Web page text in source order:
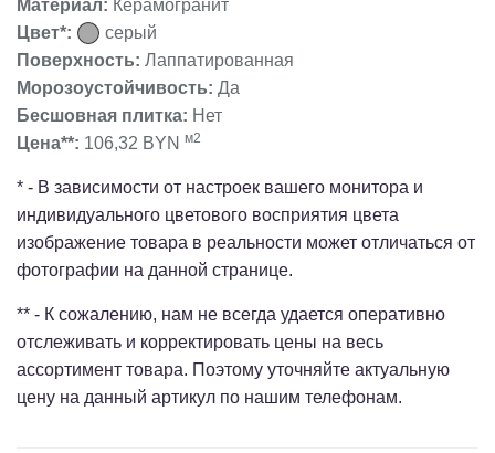
Материал: Керамогранит
Цвет*:
серый
Поверхность: Лаппатированная
Морозоустойчивость: Да
Бесшовная плитка: Нет
Цена**: 106,32 BYN м2
* - В зависимости от настроек вашего монитора и
индивидуального цветового восприятия цвета
изображение товара в реальности может отличаться от
фотографии на данной странице.
** - К сожалению, нам не всегда удается оперативно
отслеживать и корректировать цены на весь
ассортимент товара. Поэтому уточняйте актуальную
цену на данный артикул по нашим телефонам.